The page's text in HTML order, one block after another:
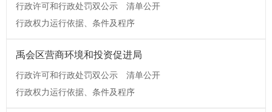
行政许可和行政处罚双公示
清单公开
行政权力运行依据、条件及程序
禹会区营商环境和投资促进局
行政许可和行政处罚双公示
清单公开
行政权力运行依据、条件及程序